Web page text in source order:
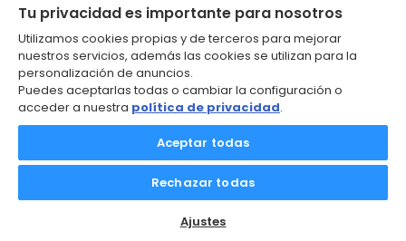
Tests Destacados
© 2026
Aviso Legal
Política de Privacidad
Política de Cookies
Contacto
Ajustes de cookies
Tu privacidad es importante para nosotros
Utilizamos cookies propias y de terceros para mejorar
nuestros servicios, además las cookies se utilizan para la
personalización de anuncios.
Puedes aceptarlas todas o cambiar la configuración o
acceder a nuestra política de privacidad.
Aceptar todas
Rechazar todas
Ajustes